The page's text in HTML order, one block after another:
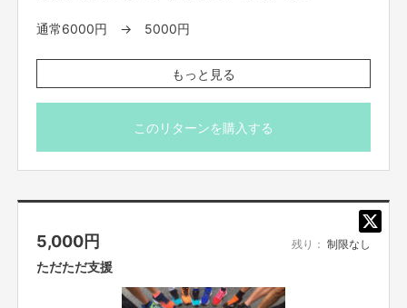
おわりに
佐賀の近隣の方に関わらず、地域の子供達や
オンラインサロンメンバーさんなど
沢山の方が、プペルの広告看板をみてリアクションしてくれるのを
イメージすると楽しみで仕方ありません！！
もちろん映画公開でえんとつ町のプペルは
最高潮に盛り上がる時期なので
ワクワクがとまりません！！
ぜひ、みなさまのご支援のほど
どうぞよろしくお願いいたします。
通常6000円 → 5000円
＜対象＞
猫背矯正
身体のゆがみからくる
慢性的な肩こり、頭痛、腰痛でのお悩み
＜効果＞
※まずはお試し体験をお受けになると
さらに具体的に別の治療コースもご案内できます。
もっと見る
このリターンを購入する
5,000円 残り： 制限なし
ただただ支援